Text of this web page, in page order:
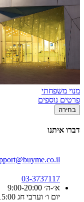
מנוי משפחתי
פרטים נוספים
בחירה
דברו איתנו
03-3737117
א׳-ה׳ 9:00-20:00
יום ו׳ וערבי חג 9:00-15:00